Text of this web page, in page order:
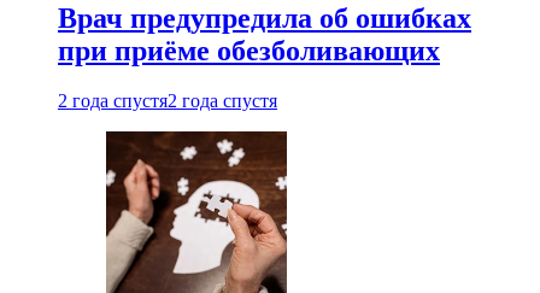
Врач предупредила об ошибках
при приëме обезболивающих
2 года спустя2 года спустя